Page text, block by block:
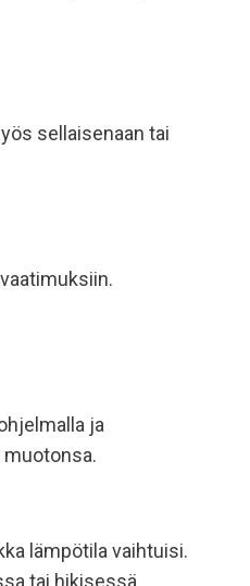
sellaisenaan tai
ja
muotonsa.
lämpötila vaihtuisi.
tai hikisessä